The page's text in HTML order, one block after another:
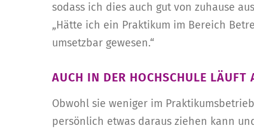
sodass ich dies auch gut von zuhause
„Hätte ich ein Praktikum im Bereich
umsetzbar gewesen.“
AUCH IN DER HOCHSCHULE LÄUFT
Obwohl sie weniger im
persönlich etwas daraus ziehen kann